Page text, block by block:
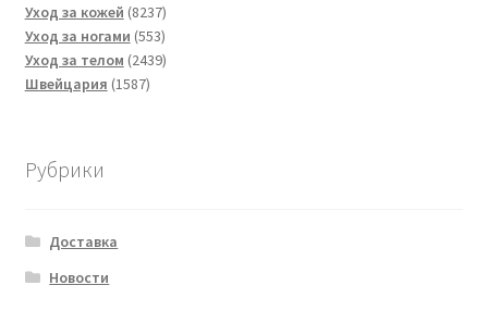
Уход за кожей 82378237
товаров
Уход за ногами 553553
товара
Уход за телом 24392439
Швейцария 15871587
Рубрики
Доставка
Новости